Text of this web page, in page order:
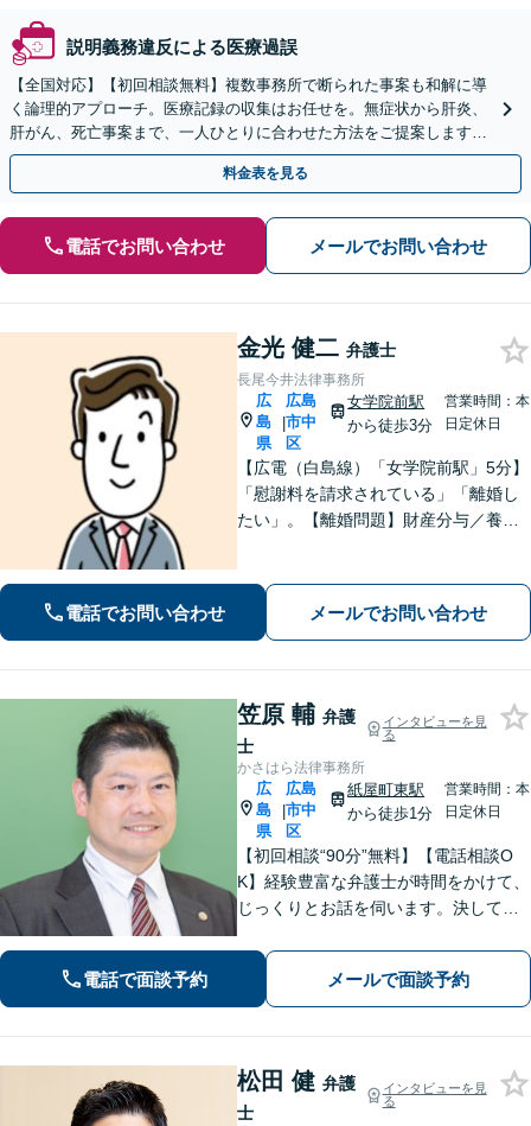
説明義務違反による医療過誤
【全国対応】【初回相談無料】複数事務所で断られた事案も和解に導
く論理的アプローチ。医療記録の収集はお任せを。無症状から肝炎、
肝がん、死亡事案まで、一人ひとりに合わせた方法をご提案します。
手続きの負担を減らし、権利を守ります。
料金表を見る
電話でお問い合わせ メールでお問い合わせ
金光 健二 弁護士
長尾今井法律事務所
広
島
県
|
広島
市中
区
女学院前駅
から徒歩3分
営業時間：本
日定休日
【広電（白島線）「女学院前駅」5分】
「慰謝料を請求されている」「離婚し
たい」。【離婚問題】財産分与／養育
請求など【相続・遺言】料金は明確に
細かく設定【初回相談無料】
電話でお問い合わせ メールでお問い合わせ
笠原 輔 弁護
士
インタビューを見
る
かさはら法律事務所
広
島
県
|
広島
市中
区
紙屋町東駅
から徒歩1分
営業時間：本
日定休日
【初回相談“90分”無料】【電話相談O
K】経験豊富な弁護士が時間をかけて、
じっくりとお話を伺います。決して怒
い」お気持ちに寄り添います。皆さま
の未来を明るくするために、誠心誠意
対応します【紙屋町東駅1分】
電話で面談予約 メールで面談予約
松田 健 弁護
士
インタビューを見
る